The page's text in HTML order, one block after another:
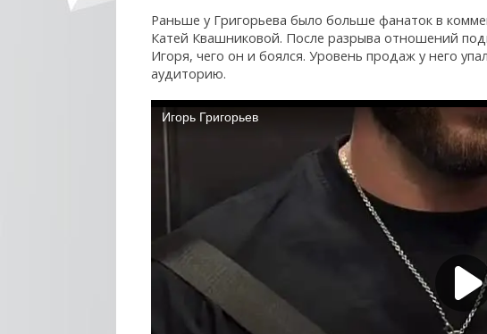
Раньше у Григорьева было больше фанаток в
Катей Квашниковой. После разрыва отношений
Игоря, чего он и боялся. Уровень продаж у него
аудиторию.